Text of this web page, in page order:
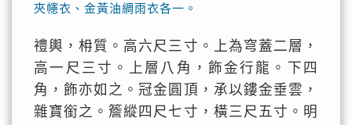
夾幰衣、金黃油綢雨衣各一。
禮輿，枏質。高六尺三寸。上為穹蓋二層，
高一尺三寸。上層八角，飾金行龍。下四
角，飾亦如之。冠金圓頂，承以鏤金垂雲，
雜寶銜之。簷縱四尺七寸，橫三尺五寸。明